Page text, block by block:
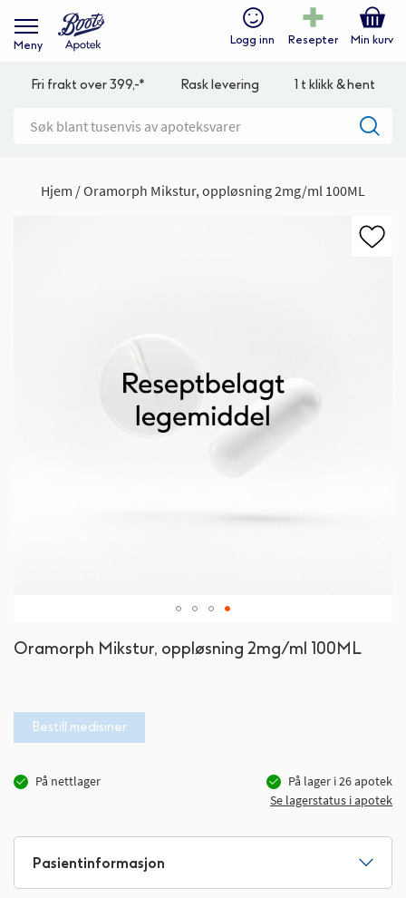
Meny Logg inn Resepter Min kurv
Fri frakt over 399,-* Rask levering 1 t klikk & hent
Hjem Oramorph Mikstur, oppløsning 2mg/ml 100ML
Oramorph Mikstur, oppløsning 2mg/ml 100ML
Bestill medisiner
På nettlager På lager i26apotek
Se lagerstatus i apotek
til
bildegalleri
Pasientinformasjon